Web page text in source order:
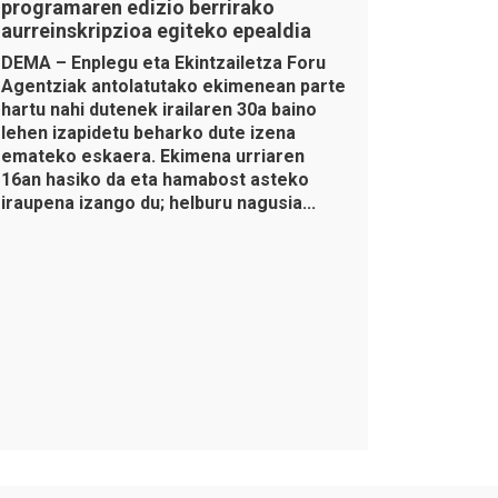
programaren edizio berrirako
aurreinskripzioa egiteko epealdia
DEMA – Enplegu eta Ekintzailetza Foru
Agentziak antolatutako ekimenean parte
hartu nahi dutenek irailaren 30a baino
lehen izapidetu beharko dute izena
emateko eskaera. Ekimena urriaren
16an hasiko da eta hamabost asteko
iraupena izango du; helburu nagusia...